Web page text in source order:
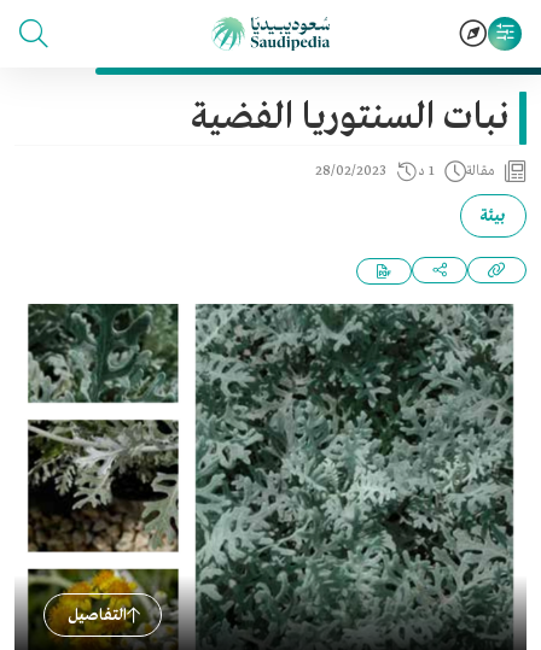
نبات السنتوريا الفضية
مقالة 1 د 28/02/2023
بيئة
التفاصيل